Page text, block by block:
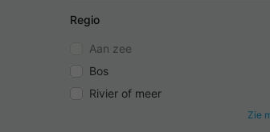
Regio
Aan zee
Bos
Rivier of meer
Zie